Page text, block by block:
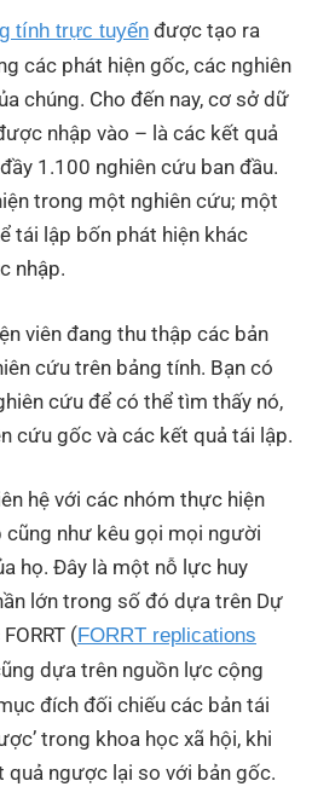
tính trực tuyến được tạo ra
các phát hiện gốc, các nghiên
chúng. Cho đến nay, cơ sở dữ
nhập vào – là các kết quả
1.100 nghiên cứu ban đầu.
trong một nghiên cứu; một
tái lập bốn phát hiện khác
nhập.
viên đang thu thập các bản
cứu trên bảng tính. Bạn có
cứu để có thể tìm thấy nó,
cứu gốc và các kết quả tái lập.
hệ với các nhóm thực hiện
cũng như kêu gọi mọi người
họ. Đây là một nỗ lực huy
lớn trong số đó dựa trên Dự
(FORRT replications
dựa trên nguồn lực cộng
đích đối chiếu các bản tái
trong khoa học xã hội, khi
ngược lại so với bản gốc.